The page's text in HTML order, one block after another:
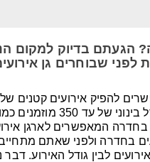
הגעתם בדיוק למקום
שבוחרים גן
350 מוזמנים כמו
בחדרה ולפני שאתם
לבין גודל האירוע.